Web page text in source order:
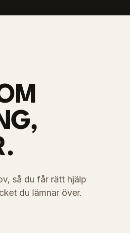
så du får rätt hjälp
du lämnar över.